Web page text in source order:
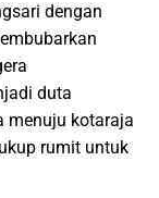
dengan
duta
menuju kotaraja
rumit untuk